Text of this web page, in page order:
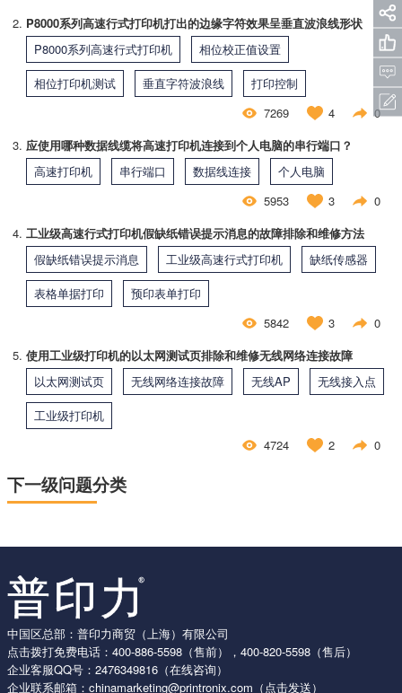
P8000系列高速行式打印机打出的边缘字符效果呈垂直波浪线形状
P8000系列高速行式打印机
相位校正值设置
相位打印机测试
垂直字符波浪线
打印控制
7269
4
0
应使用哪种数据线缆将高速打印机连接到个人电脑的串行端口？
高速打印机
串行端口 数据线连接
个人电脑
5953
3
0
工业级高速行式打印机假缺纸错误提示消息的故障排除和维修方法
假缺纸错误提示消息
工业级高速行式打印机
缺纸传感器
表格单据打印
预印表单打印
5842
3
0
使用工业级打印机的以太网测试页排除和维修无线网络连接故障
以太网测试页
无线网络连接故障 无线AP
无线接入点
工业级打印机
4724
2 0
下一级问题分类
中国区总部：普印力商贸（上海）有限公司
点击拨打免费电话： 400-886-5598 （售前）， 400-820-5598 （售后）
企业客服QQ号： 2476349816 （在线咨询）
企业联系邮箱： chinamarketing@printronix.com （点击发送）